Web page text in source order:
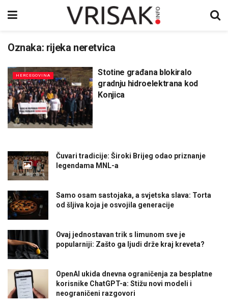
Oznaka: rijeka neretvica
HERCEGOVINA
Stotine građana blokiralo
gradnju hidroelektrana kod
Konjica
Čuvari tradicije: Široki Brijeg odao priznanje
legendama MNL-a
Samo osam sastojaka, a svjetska slava: Torta
od šljiva koja je osvojila generacije
Ovaj jednostavan trik s limunom sve je
popularniji: Zašto ga ljudi drže kraj kreveta?
OpenAI ukida dnevna ograničenja za besplatne
korisnike ChatGPT-a: Stižu novi modeli i
neograničeni razgovori